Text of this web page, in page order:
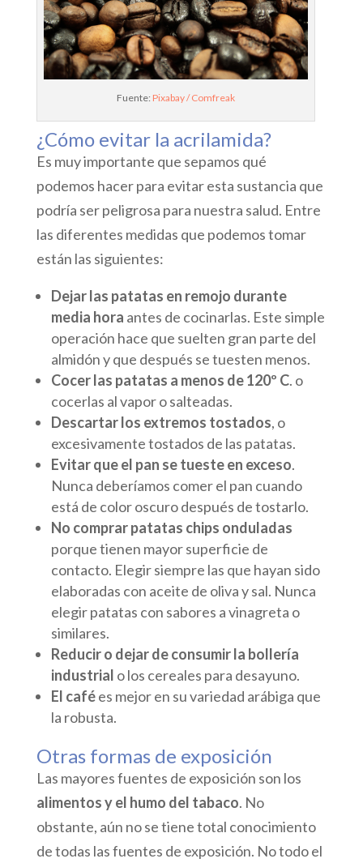
Fuente: Pixabay / Comfreak
¿Cómo evitar la acrilamida?
Es muy importante que sepamos qué
podemos hacer para evitar esta sustancia que
podría ser peligrosa para nuestra salud. Entre
las diferentes medidas que podemos tomar
están las siguientes:
Dejar las patatas en remojo durante
media hora antes de cocinarlas. Este simple
operación hace que suelten gran parte del
almidón y que después se tuesten menos.
Cocer las patatas a menos de 120º C. o
cocerlas al vapor o salteadas.
Descartar los extremos tostados, o
excesivamente tostados de las patatas.
Evitar que el pan se tueste en exceso.
Nunca deberíamos comer el pan cuando
está de color oscuro después de tostarlo.
No comprar patatas chips onduladas
porque tienen mayor superficie de
contacto. Elegir siempre las que hayan sido
elaboradas con aceite de oliva y sal. Nunca
elegir patatas con sabores a vinagreta o
similares.
Reducir o dejar de consumir la bollería
industrial o los cereales para desayuno.
El cafées mejor en su variedad arábiga que
la robusta.
Otras formas de exposición
Las mayores fuentes de exposición son los
alimentos y el humo del tabaco. No
obstante, aún no se tiene total conocimiento
de todas las fuentes de exposición. No todo el